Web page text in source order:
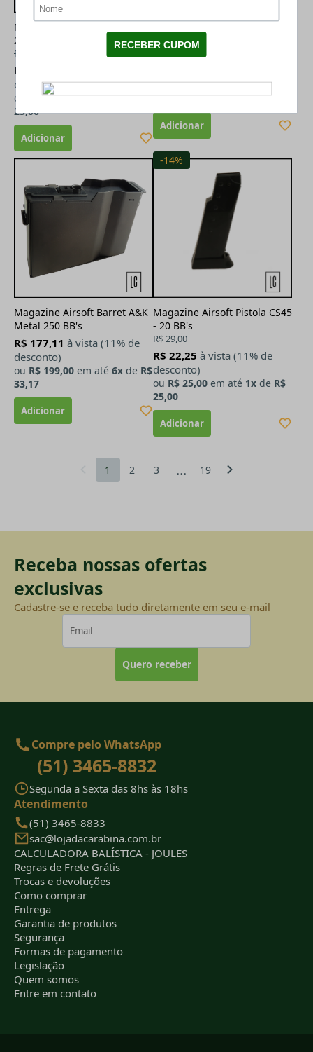
Magazine Pistola Airsoft P22 -
20 BB's
R$ 29,00
R$ 22,25
desconto)
ou R$ 25,00em até1xdeR$
25,00
MK43/M60
R$ 618,55à vista (11% de
ouR$ 695,00em até12xde
R$ 57,92
Magazine Airsoft Barret A&K
Metal 250 BB's
R$ 177,11 à vista (11% de
desconto)
ou R$ 199,00 em até 6x de R$
33,17
-14%
Magazine Airsoft Pistola CS45
- 20 BB's
R$ 29,00
R$ 22,25 à vista (11% de
desconto)
ou R$ 25,00 em até 1x de R$
25,00
1 2 3 ... 19
Receba nossas ofertas
exclusivas
Cadastre-se e receba tudo diretamente em seu e-mail
Quero receber
Compre pelo WhatsApp
(51) 3465-8832
Segunda a Sexta das 8hs às 18hs
Atendimento
(51) 3465-8833
sac@lojadacarabina.com.br
CALCULADORA BALÍSTICA - JOULES
Regras de Frete Grátis
Trocas e devoluções
Como comprar
Entrega
Garantia de produtos
Segurança
Formas de pagamento
Legislação
Quem somos
Entre em contato